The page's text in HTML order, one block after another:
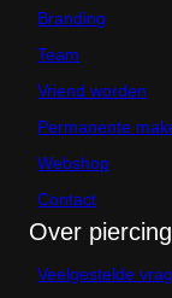
Branding
Team
Vriend worden
Permanente
Webshop
Contact
Over
Veelgestelde